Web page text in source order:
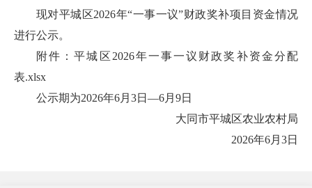
现对平城区2026年“一事一议”财政奖补项目资金情况
进行公示。
附件：平城区2026年一事一议财政奖补资金分配
表.xlsx
公示期为2026年6月3日—6月9日
大同市平城区农业农村局
2026年6月3日